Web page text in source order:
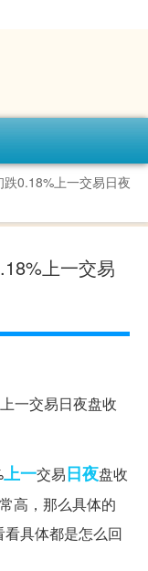
0.18%上一交易日夜
上一交易
上一交易日夜盘收
高，那么具体的
具体都是怎么回